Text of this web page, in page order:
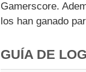
Gamerscore.
los han ganado
GUÍA DE